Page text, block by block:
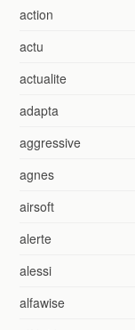
action
actu
actualite
adapta
aggressive
agnes
airsoft
alerte
alessi
alfawise